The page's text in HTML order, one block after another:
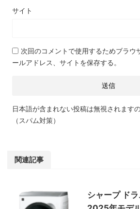
サイト
次回のコメントで使用するためブラウ
ールアドレス、サイトを保存する。
日本語が含まれない投稿は無視されます
（スパム対策）
関連記事
シャープ ド